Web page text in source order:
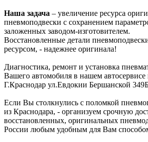
Наша задача – увеличение ресурса
пневмоподвески с сохранением
заложенных заводом-изготовителем.
Восстановленные детали
ресурсом, - надежнее оригинала!
Диагностика, ремонт и установка
Вашего автомобиля в нашем автосервисе
Г.Краснодар ул.Евдокии Бершанской
Если Вы столкнулись с поломкой
из Краснодара, - организуем срочную
восстановленных, оригинальных
России любым удобным для Вам